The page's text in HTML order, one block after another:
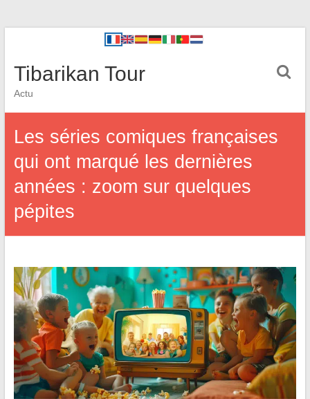
Tibarikan Tour
Actu
Les séries comiques françaises
qui ont marqué les dernières
années : zoom sur quelques
pépites